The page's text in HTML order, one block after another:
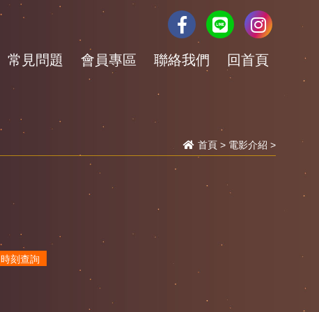
常見問題 會員專區 聯絡我們 回首頁
首頁 > 電影介紹 >
時刻查詢